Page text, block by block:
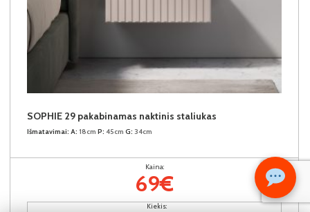
Kiekis:
SOPHIE 29 pakabinamas naktinis staliukas
Išmatavimai: A: 18cm P: 45cm G: 34cm
Kaina:
69€